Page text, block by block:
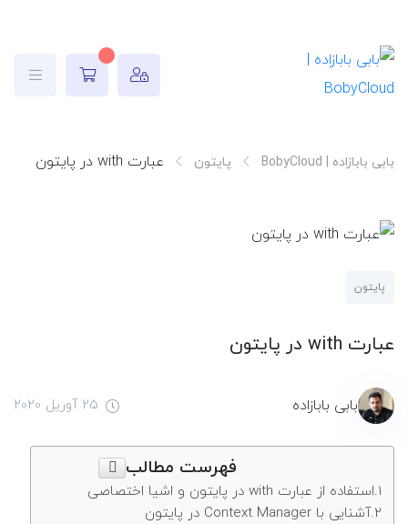
بابی بابازاده | BobyCloud پایتون عبارت with در پایتون
پایتون
عبارت with در پایتون
بابی بابازاده 25 آوریل 2020
فهرست مطالب
استفاده از عبارت with در پایتون و اشیا اختصاصی
آشنایی با Context Manager در پایتون